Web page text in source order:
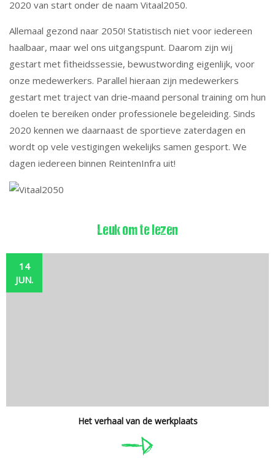
2020 van start onder de naam Vitaal2050.
Allemaal gezond naar 2050! Statistisch niet voor iedereen
haalbaar, maar wel ons uitgangspunt. Daarom zijn wij
gestart met fitheidssessie, bewustwording eigenlijk, voor
onze medewerkers. Parallel hieraan zijn medewerkers
gestart met traject van drie-maand personal training om hun
doelen te bereiken onder professionele begeleiding. Sinds
2020 kennen we daarnaast de sportieve zaterdagen en
wordt op vele vestigingen wekelijks samen gesport. We
dagen iedereen binnen ReintenInfra uit!
Leuk om te lezen
14
JUN.
Het verhaal van de werkplaats